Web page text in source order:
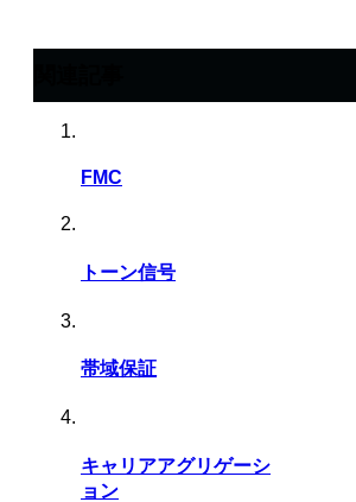
FMC
トーン信号
帯域保証
キャリアアグリゲーシ
ョン